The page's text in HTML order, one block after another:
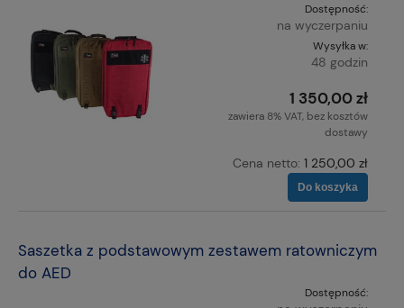
Dostępność:
na wyczerpaniu
Wysyłka w:
48 godzin
1 350,00 zł
zawiera 8% VAT, bez kosztów
dostawy
Cena netto: 1 250,00 zł
Do koszyka
Saszetka z podstawowym zestawem ratowniczym
do AED
Dostępność: